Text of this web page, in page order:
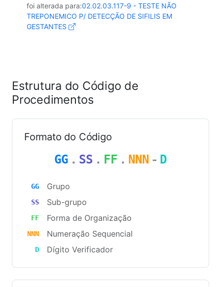
foi alterada para:02.02.03.117-9 - TESTE NÃO
TREPONEMICO P/ DETECÇÃO DE SIFILIS EM
GESTANTES
Estrutura do Código de
Procedimentos
Formato do Código
GG . SS . FF . NNN - D
GG Grupo
SS Sub-grupo
FF Forma de Organização
NNN Numeração Sequencial
D Dígito Verificador